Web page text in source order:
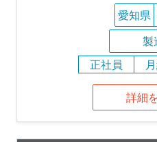
愛知県
製
正社員
詳細